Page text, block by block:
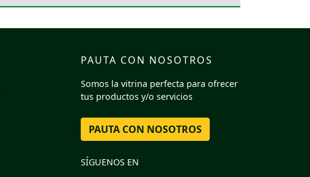
PAUTA CON NOSOTROS
Somos la vitrina perfecta para ofrecer
tus productos y/o servicios
PAUTA CON NOSOTROS
SÍGUENOS EN